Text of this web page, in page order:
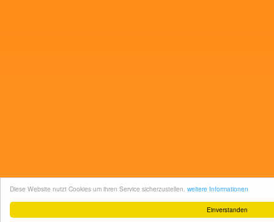
Einverstanden
Diese Website nutzt Cookies um ihren Service sicherzustellen. weitere Informationen